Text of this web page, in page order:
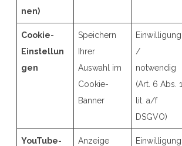
nen)
Cookie-
Einstellun
gen
Speichern
Ihrer
Auswahl im
Cookie-
Banner
Einwilligung
/
notwendig
(Art. 6 Abs. 1
lit. a/f
DSGVO)
YouTube-
Anzeige
Einwilligung